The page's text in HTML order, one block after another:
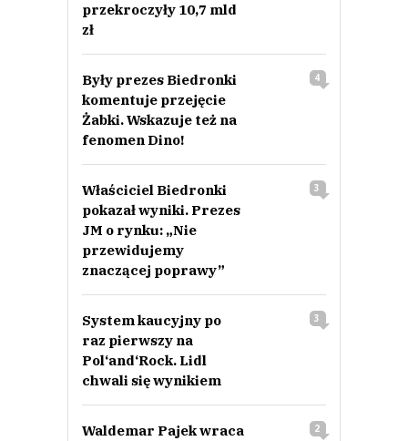
przekroczyły 10,7 mld
zł
Były prezes Biedronki
komentuje przejęcie
Żabki. Wskazuje też na
fenomen Dino!
4
Właściciel Biedronki
pokazał wyniki. Prezes
JM o rynku: „Nie
przewidujemy
znaczącej poprawy”
3
System kaucyjny po
raz pierwszy na
Pol‘and‘Rock. Lidl
chwali się wynikiem
3
Waldemar Pajek wraca
2